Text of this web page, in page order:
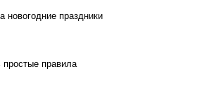
новогодние праздники
простые правила